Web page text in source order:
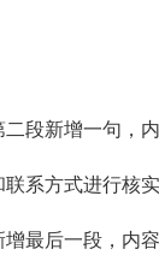
段新增一句，
系方式进行核实
最后一段，内容